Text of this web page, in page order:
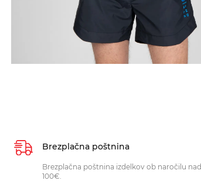
Brezplačna poštnina
Brezplačna poštnina izdelkov ob naročilu nad
100€.